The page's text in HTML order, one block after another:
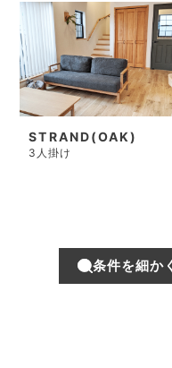
STRAND(OAK)
3人掛け
条件を細か